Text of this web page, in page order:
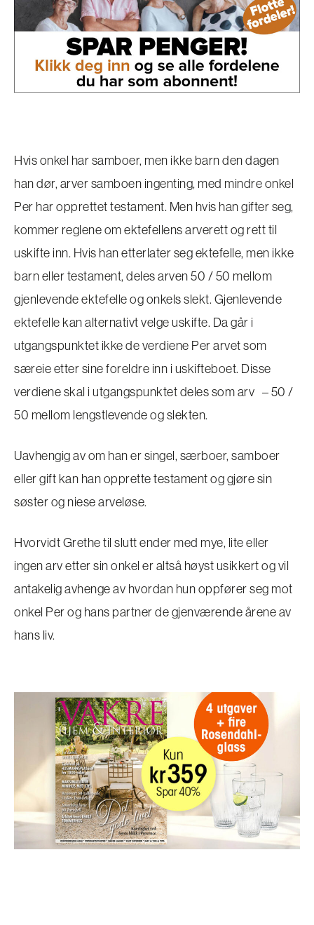
Hvis onkel har samboer, men ikke barn den dagen
han dør, arver samboen ingenting, med mindre onkel
Per har opprettet testament. Men hvis han gifter seg,
kommer reglene om ektefellens arverett og rett til
uskifte inn. Hvis han etterlater seg ektefelle, men ikke
barn eller testament, deles arven 50 / 50 mellom
gjenlevende ektefelle og onkels slekt. Gjenlevende
ektefelle kan alternativt velge uskifte. Da går i
utgangspunktet ikke de verdiene Per arvet som
særeie etter sine foreldre inn i uskifteboet. Disse
verdiene skal i utgangspunktet deles som arv – 50 /
50 mellom lengstlevende og slekten.
Uavhengig av om han er singel, særboer, samboer
eller gift kan han opprette testament og gjøre sin
søster og niese arveløse.
Hvorvidt Grethe til slutt ender med mye, lite eller
ingen arv etter sin onkel er altså høyst usikkert og vil
antakelig avhenge av hvordan hun oppfører seg mot
onkel Per og hans partner de gjenværende årene av
hans liv.